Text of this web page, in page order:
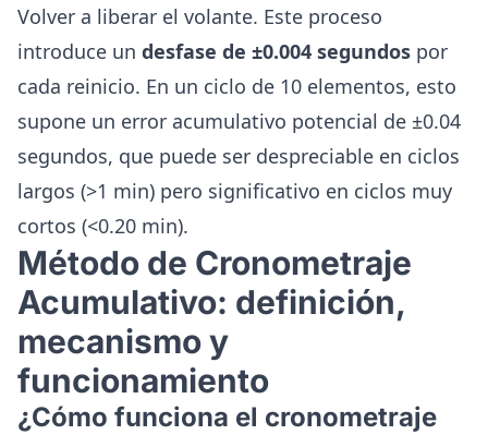
Volver a liberar el volante. Este proceso
introduce un desfase de ±0.004 segundos por
cada reinicio. En un ciclo de 10 elementos, esto
supone un error acumulativo potencial de ±0.04
segundos, que puede ser despreciable en ciclos
largos (>1 min) pero significativo en ciclos muy
cortos (<0.20 min).
Método de Cronometraje
Acumulativo: definición,
mecanismo y
funcionamiento
¿Cómo funciona el cronometraje